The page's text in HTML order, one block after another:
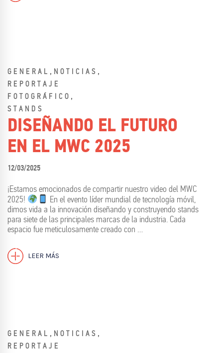
GENERAL , NOTICIAS ,
REPORTAJE
FOTOGRÁFICO ,
STANDS
DISEÑANDO EL FUTURO
EN EL MWC 2025
12/03/2025
¡Estamos emocionados de compartir nuestro video del MWC
2025!
En el evento líder mundial de tecnología móvil,
dimos vida a la innovación diseñando y construyendo stands
para siete de las principales marcas de la industria. Cada
espacio fue meticulosamente creado con …
LEER MÁS
GENERAL , NOTICIAS ,
REPORTAJE